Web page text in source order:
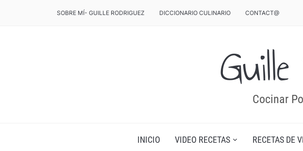
SOBRE MÍ- GUILLE RODRIGUEZ DICCIONARIO CULINARIO CONTACT@
Cocinar
INICIO VIDEO RECETAS RECETAS DE